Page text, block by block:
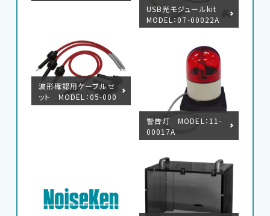
USB光モジュールkit
MODEL：07-00022A
波形確認用ケーブルセ
ット MODEL：05-000
99A
警告灯 MODEL：11-
00017A